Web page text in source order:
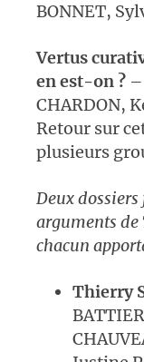
BONNET,
Vertus
en est-on ?
CHARDON,
Retour sur
plusieurs
Deux
arguments de
chacun
Thierry